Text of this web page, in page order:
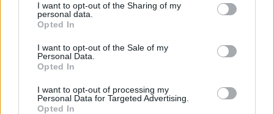
I want to opt-out of the Sharing of my
personal data.
Opted In
I want to opt-out of the Sale of my
Personal Data.
Opted In
I want to opt-out of processing my
Personal Data for Targeted Advertising.
Opted In